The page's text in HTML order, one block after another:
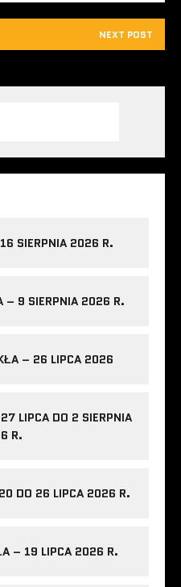
NEXT POST
SIERPNIA 2026 R.
– 9 SIERPNIA 2026 R.
– 26 LIPCA 2026
LIPCA DO 2 SIERPNIA
R.
DO 26 LIPCA 2026 R.
– 19 LIPCA 2026 R.